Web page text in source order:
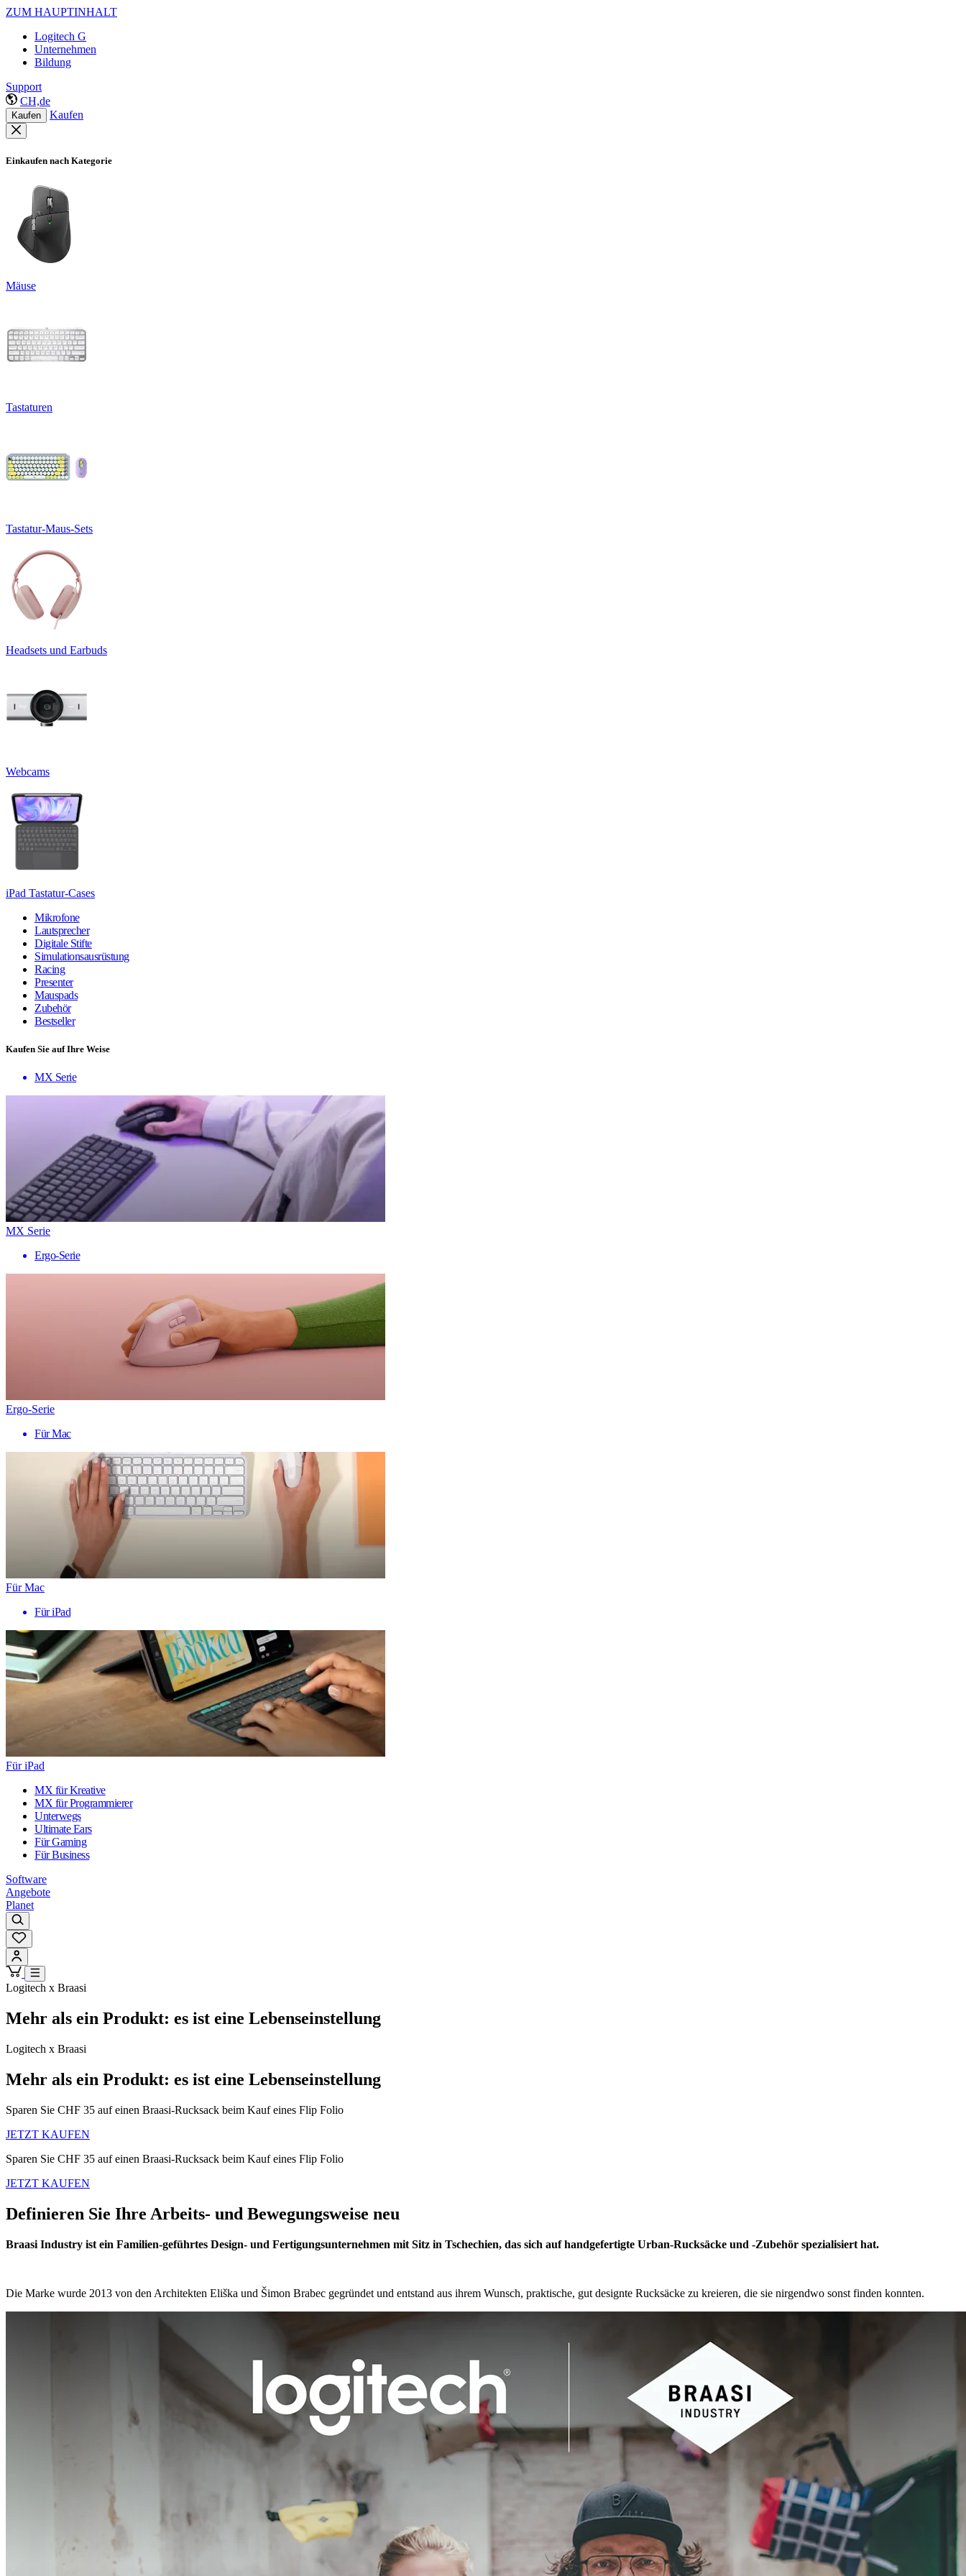
ZUM HAUPTINHALT
Logitech G
Unternehmen
Bildung
Support
CH,de
Kaufen Kaufen
Einkaufen nach Kategorie
Mäuse
Tastaturen
Tastatur-Maus-Sets
Headsets und Earbuds
Webcams
iPad Tastatur-Cases
Mikrofone
Lautsprecher
Digitale Stifte
Simulationsausrüstung
Racing
Presenter
Mauspads
Zubehör
Bestseller
Kaufen Sie auf Ihre Weise
MX Serie
MX Serie
Ergo-Serie
Ergo-Serie
Für Mac
Für Mac
Für iPad
Für iPad
MX für Kreative
MX für Programmierer
Unterwegs
Ultimate Ears
Für Gaming
Für Business
Software
Angebote
Planet
Logitech x Braasi
Mehr als ein Produkt: es ist eine Lebenseinstellung
Logitech x Braasi
Mehr als ein Produkt: es ist eine Lebenseinstellung
Sparen Sie CHF 35 auf einen Braasi-Rucksack beim Kauf eines Flip Folio
JETZT KAUFEN
Sparen Sie CHF 35 auf einen Braasi-Rucksack beim Kauf eines Flip Folio
JETZT KAUFEN
Definieren Sie Ihre Arbeits- und Bewegungsweise neu
Braasi Industry ist ein Familien-geführtes Design- und Fertigungsunternehmen mit Sitz in Tschechien, das sich auf handgefertigte Urban-Rucksäcke und -Zubehör spezialisiert hat.
Die Marke wurde 2013 von den Architekten Eliška und Šimon Brabec gegründet und entstand aus ihrem Wunsch, praktische, gut designte Rucksäcke zu kreieren, die sie nirgendwo sonst finden konnten.